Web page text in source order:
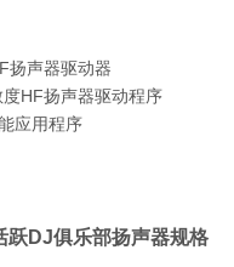
扬声器驱动器
HF扬声器驱动程序
应用程序
跃DJ俱乐部扬声器规格